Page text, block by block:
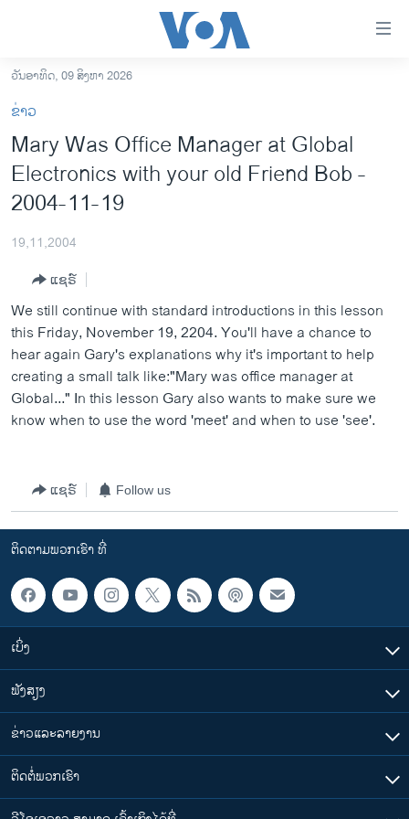
ເຂົ້າ
ຫາ
ຂ້າມ
ຂ້າມ
ໄປ
ຫາ
ຊອກ
ອາເມຣິກາ
ການເລືອກຕັ້ງ ປະທານາທີບໍດີ ສະຫະລັດ 2024
ອິດສະຫຼະພາບດ້ານການຂ່າວ
ຊີວິດຊາວລາວ
ຊຸມຊົນຊາວລາວ
ວິທະຍາສາດ-ເທັກໂນໂລຈີ
ພາສາອັງກິດ
ວີດີໂອ
ສຽງ
ລາຍການກະຈາຍສຽງ
ຕິດຕາມພວກເຮົາ ທີ່
ພາສາຕ່າງໆ
ວັນອາທິດ, 09 ສິງຫາ 2026
ຂ່າວ
Mary Was Office Manager at Global
Electronics with your old Friend Bob -
2004-11-19
19,11,2004
ແຊຣ໌
We still continue with standard introductions in this lesson
this Friday, November 19, 2204. You'll have a chance to
hear again Gary's explanations why it's important to help
creating a small talk like:"Mary was office manager at
Global..." In this lesson Gary also wants to make sure we
know when to use the word 'meet' and when to use 'see'.
ແຊຣ໌ Follow us
ຕິດຕາມພວກເຮົາ ທີ່
ເບິ່ງ
ຟັງສຽງ
ຂ່າວແລະລາຍງານ
ຕິດຕໍ່ພວກເຮົາ